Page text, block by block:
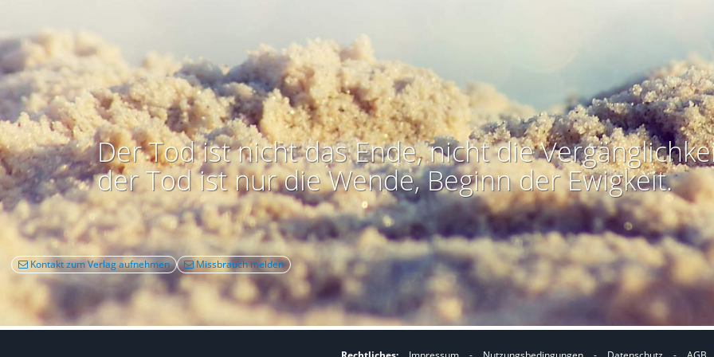
Der Tod ist nicht das Ende, nicht die
der Tod ist nur die Wende, Beginn der Ewigkeit.
Kontakt zum Verlag aufnehmen Missbrauch melden